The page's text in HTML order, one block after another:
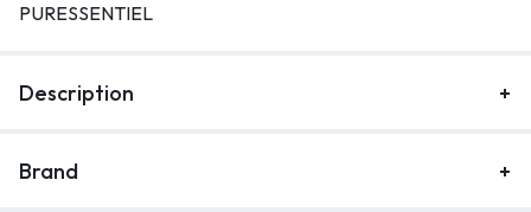
PURESSENTIEL
Description
Brand